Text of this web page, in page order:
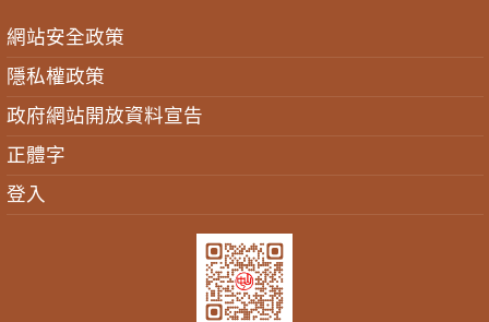
網站安全政策
隱私權政策
政府網站開放資料宣告
正體字
登入